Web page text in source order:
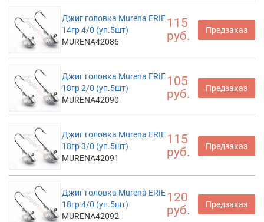
Джиг головка Murena ERIE
14гр 4/0 (уп.5шт)
MURENA42086
115
руб.
Предзаказ
Джиг головка Murena ERIE
18гр 2/0 (уп.5шт)
MURENA42090
105
руб.
Предзаказ
Джиг головка Murena ERIE
18гр 3/0 (уп.5шт)
MURENA42091
115
руб.
Предзаказ
Джиг головка Murena ERIE
18гр 4/0 (уп.5шт)
MURENA42092
120
руб.
Предзаказ